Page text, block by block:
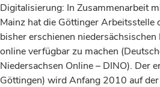
Digitalisierung: In Zusammenarbeit
Mainz hat die Göttinger Arbeitsstelle
bisher erschienen
online verfügbar zu machen
Niedersachsen Online – DINO). Der
Göttingen) wird Anfang 2010 auf